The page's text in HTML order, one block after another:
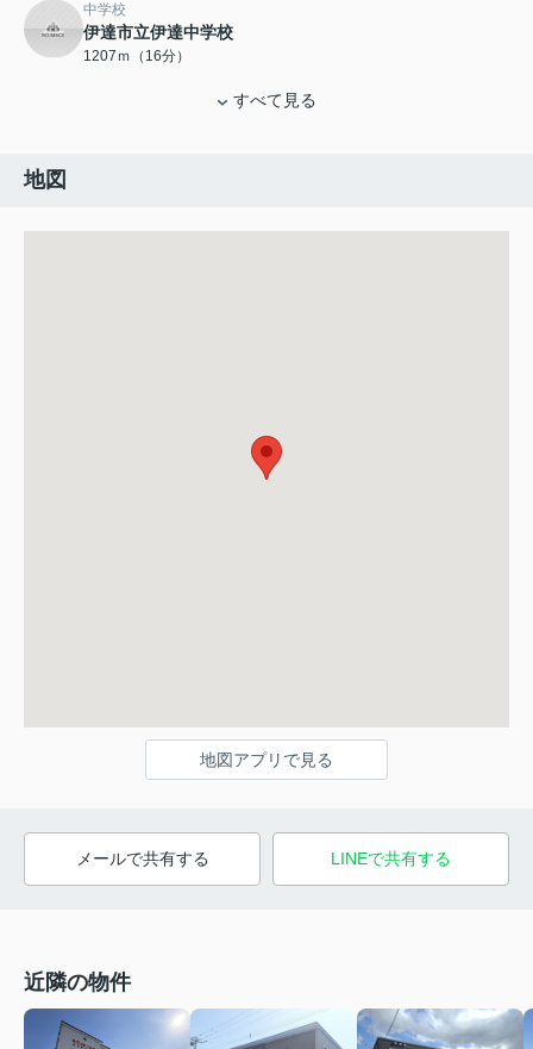
中学校
伊達市立伊達中学校
1207ｍ（16分）
すべて見る
地図
地図アプリで見る
メールで共有する LINEで共有する
近隣の物件